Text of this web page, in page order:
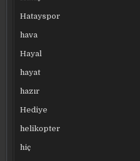
Hatayspor
hava
Hayal
hayat
hazır
Hediye
helikopter
hiç